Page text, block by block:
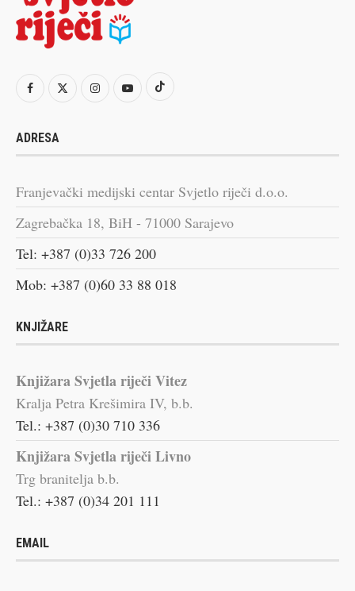
ADRESA
Franjevački medijski centar Svjetlo riječi d.o.o.
Zagrebačka 18, BiH - 71000 Sarajevo
Tel: +387 (0)33 726 200
Mob: +387 (0)60 33 88 018
KNJIŽARE
Knjižara Svjetla riječi Vitez
Kralja Petra Krešimira IV, b.b.
Tel.: +387 (0)30 710 336
Knjižara Svjetla riječi Livno
Trg branitelja b.b.
Tel.: +387 (0)34 201 111
EMAIL